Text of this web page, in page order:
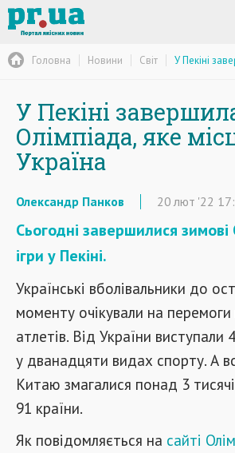
Головна Новини Світ У Пекіні
У Пекіні
Олімпіада, яке
Україна
Олександр Панков 20 лют '22
Сьогодні завершилися зимові
ігри у Пекіні.
Українські вболівальники до
моменту очікували на
атлетів. Від України виступали
у дванадцяти видах спорту. А
Китаю змагалися понад 3
91 країни.
Як повідомляється на сайті